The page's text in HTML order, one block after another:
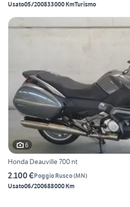
Usato05/200833000 KmTurismo
6
Honda Deauville 700 nt
2.100 €Poggio Rusco(MN)
Usato06/200688000 Km